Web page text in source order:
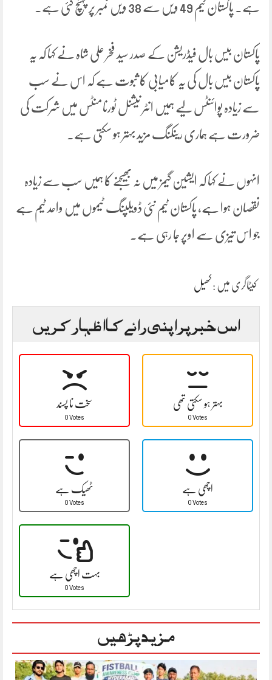
ہے۔ پاکستان ٹیم 49 ویں سے 38 ویں نمبر پر پہنچ گئی ہے۔
پاکستان بیس بال فیڈریشن کے صدر سید فخر علی شاہ نے کہا کہ یہ
پاکستان بیس بال کی یہ کامیابی کا ثبوت ہے کہ اس نے سب
سے زیادہ پوائنٹس لیے ہمیں انٹر نیشنل ٹورنامنٹس میں شرکت کی
ضرورت ہے ہماری رینکنگ مزید بہتر ہو سکتی ہے۔
انہوں نے کہا کہ ایشین گیمز میں نہ بھیجنے کا ہمیں سب سے زیادہ
نقصان ہوا ہے، پاکستان ٹیم نئی ڈویلپنگ ٹیموں میں واحد ٹیم ہے
جو اس تیزی سے اوپر جا رہی ہے۔
کیٹاگری میں : کھیل
اس خبر پر اپنی رائے کا اظہار کریں
سخت نا پسند
0 Votes
بہتر ہو سکتی تھی
0 Votes
ٹھیک ہے
0 Votes
اچھی ہے
0 Votes
بہت اچھی ہے
0 Votes
مزید پڑھیں